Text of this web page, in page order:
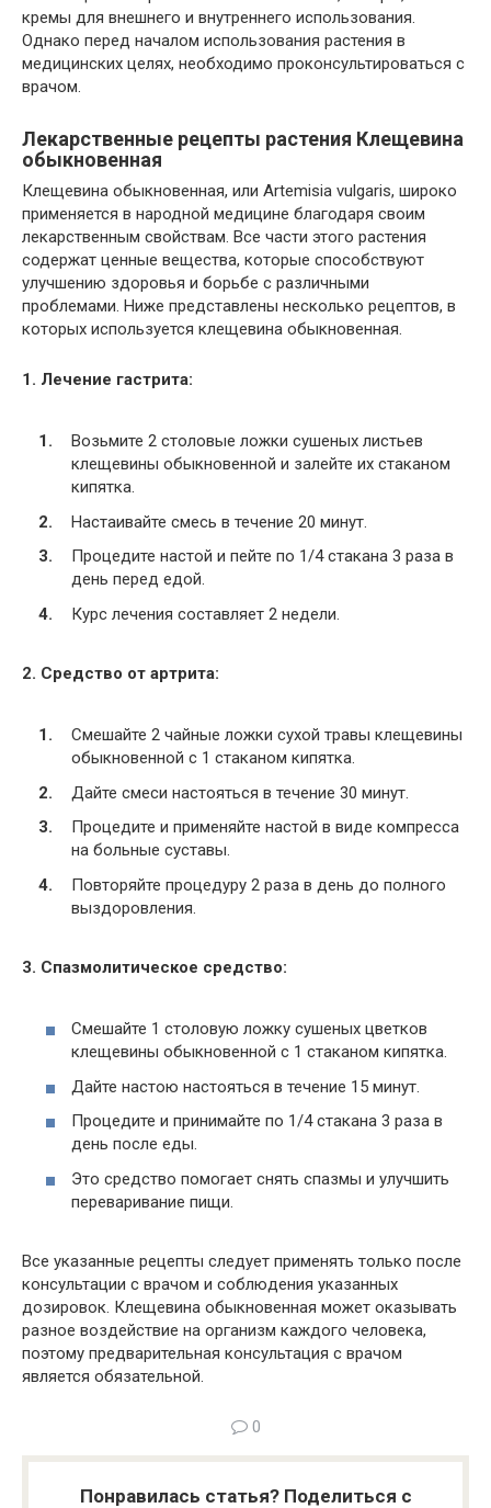
кремы для внешнего и внутреннего использования.
Однако перед началом использования растения в
медицинских целях, необходимо проконсультироваться с
врачом.
Лекарственные рецепты растения Клещевина
обыкновенная
Клещевина обыкновенная, или Artemisia vulgaris, широко
применяется в народной медицине благодаря своим
лекарственным свойствам. Все части этого растения
содержат ценные вещества, которые способствуют
улучшению здоровья и борьбе с различными
проблемами. Ниже представлены несколько рецептов, в
которых используется клещевина обыкновенная.
1. Лечение гастрита:
Возьмите 2 столовые ложки сушеных листьев
клещевины обыкновенной и залейте их стаканом
кипятка.
Настаивайте смесь в течение 20 минут.
Процедите настой и пейте по 1/4 стакана 3 раза в
день перед едой.
Курс лечения составляет 2 недели.
2. Средство от артрита:
Смешайте 2 чайные ложки сухой травы клещевины
обыкновенной с 1 стаканом кипятка.
Дайте смеси настояться в течение 30 минут.
Процедите и применяйте настой в виде компресса
на больные суставы.
Повторяйте процедуру 2 раза в день до полного
выздоровления.
3. Спазмолитическое средство:
Смешайте 1 столовую ложку сушеных цветков
клещевины обыкновенной с 1 стаканом кипятка.
Дайте настою настояться в течение 15 минут.
Процедите и принимайте по 1/4 стакана 3 раза в
день после еды.
Это средство помогает снять спазмы и улучшить
переваривание пищи.
Все указанные рецепты следует применять только после
консультации с врачом и соблюдения указанных
дозировок. Клещевина обыкновенная может оказывать
разное воздействие на организм каждого человека,
поэтому предварительная консультация с врачом
является обязательной.
0
Понравилась статья? Поделиться с